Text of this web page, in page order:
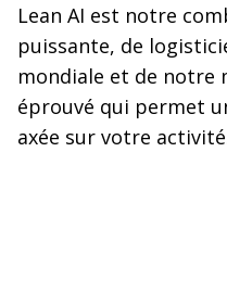
Lean AI est notre
puissante, de
mondiale et de notre
éprouvé qui permet
axée sur votre